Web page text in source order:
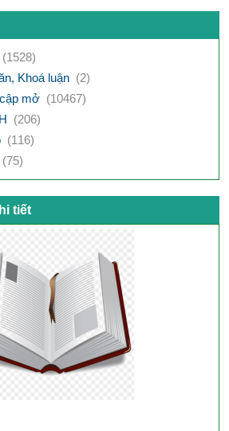
(1528)
Khoá luận (2)
mở (10467)
(206)
(116)
(75)
tiết